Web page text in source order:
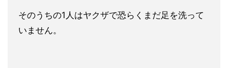
そのうちの1人はヤクザで恐らくまだ足を洗って
いません。